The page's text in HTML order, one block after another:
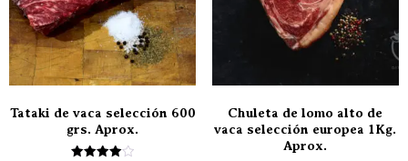
Tataki de vaca selección 600
grs. Aprox.
Chuleta de lomo alto de
vaca selección europea 1Kg.
Aprox.